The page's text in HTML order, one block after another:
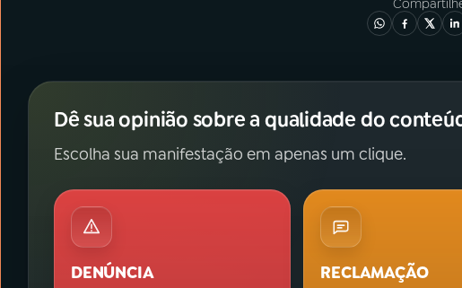
Dê sua opinião sobre a qualidade do
Escolha sua manifestação em apenas um clique.
DENÚNCIA RECLAMAÇÃO